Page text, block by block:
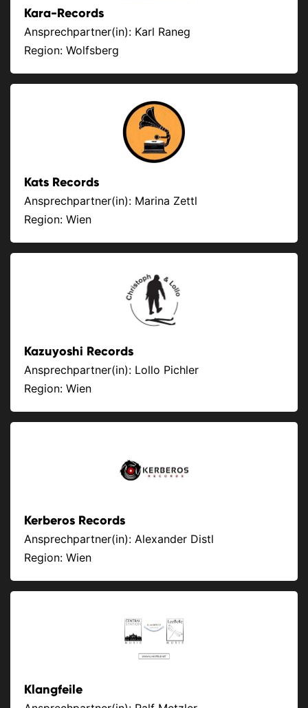
Kara-Records
Ansprechpartner(in): Karl Raneg
Region: Wolfsberg
Kats Records
Ansprechpartner(in): Marina Zettl
Region: Wien
Kazuyoshi Records
Ansprechpartner(in): Lollo Pichler
Region: Wien
Kerberos Records
Ansprechpartner(in): Alexander Distl
Region: Wien
Klangfeile